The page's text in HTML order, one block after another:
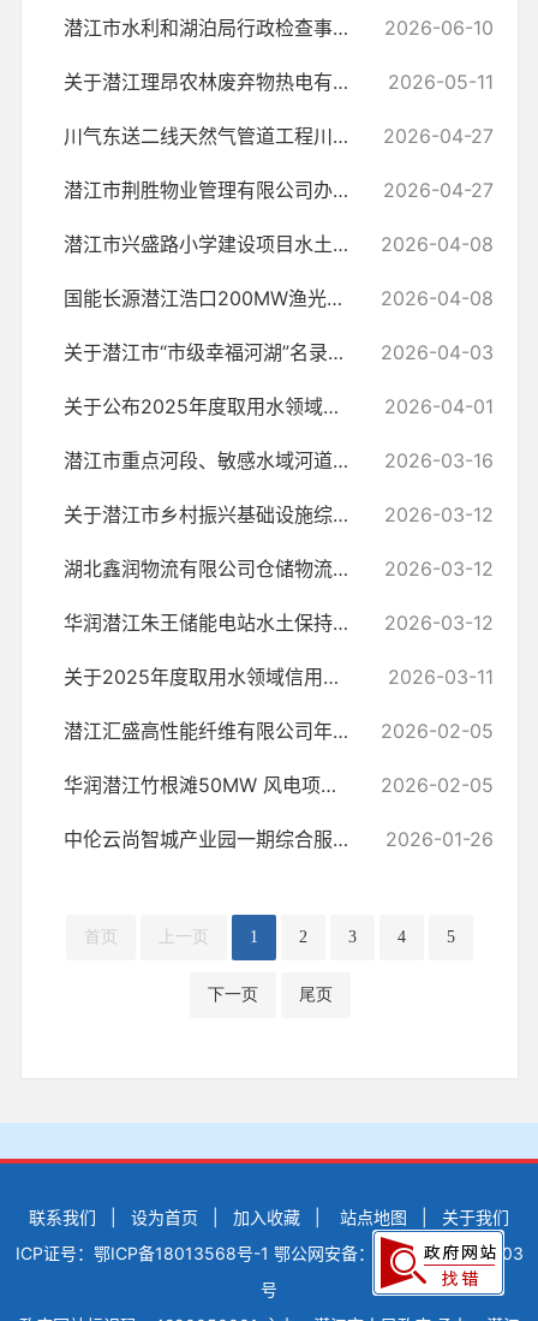
潜江市水利和湖泊局行政检查事项清单 2026-06-10
关于潜江理昂农林废弃物热电有限公司延续取水的批复 2026-05-11
川气东送二线天然气管道工程川渝鄂段潜江分输压气站110千伏外电工程(潜... 2026-04-27
潜江市荆胜物业管理有限公司办公楼及配套项目水土保持方案许可 2026-04-27
潜江市兴盛路小学建设项目水土保持设施自主验收报备回执 2026-04-08
国能长源潜江浩口200MW渔光互补光伏发电项目220kV外送线路工程水土保持... 2026-04-08
关于潜江市“市级幸福河湖”名录（第一批）的公告 2026-04-03
关于公布2025年度取用水领域信用评价等级结果的通报 2026-04-01
潜江市重点河段、敏感水域河道采砂管理责任人名单 2026-03-16
关于潜江市乡村振兴基础设施综合功能提升项目（潜江联丰绿色环保新型道... 2026-03-12
湖北鑫润物流有限公司仓储物流基地项目水土保持方案许可 2026-03-12
华润潜江朱王储能电站水土保持方案许可 2026-03-12
关于2025年度取用水领域信用评价初步结果的公示 2026-03-11
潜江汇盛高性能纤维有限公司年产15万吨新型植物纤维项目水土保持方案许可 2026-02-05
华润潜江竹根滩50MW 风电项目水土保持设施自主验收报备回执 2026-02-05
中伦云尚智城产业园一期综合服务配套项目水土保持方案许可 2026-01-26
首页 上一页 1 2 3 4 5
下一页 尾页
联系我们 设为首页 加入收藏 站点地图
关于我们
ICP证号：鄂ICP备18013568号-1 鄂公网安备：42900502000503
号